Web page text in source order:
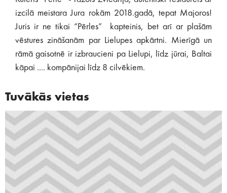
izcilā meistara Jura rokām 2018.gadā, tepat Majoros!
Juris ir ne tikai “Pērles” kapteinis, bet arī ar plašām
vēstures zināšanām par Lielupes apkārtni. Mierīgā un
rāmā gaisotnē ir izbraucieni pa Lielupi, līdz jūrai, Baltai
kāpai .... kompānijai līdz 8 cilvēkiem.
Tuvākās vietas